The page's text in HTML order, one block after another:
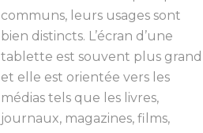
communs, leurs usages sont
bien distincts. L’écran d’une
tablette est souvent plus grand
et elle est orientée vers les
médias tels que les livres,
journaux, magazines, films,